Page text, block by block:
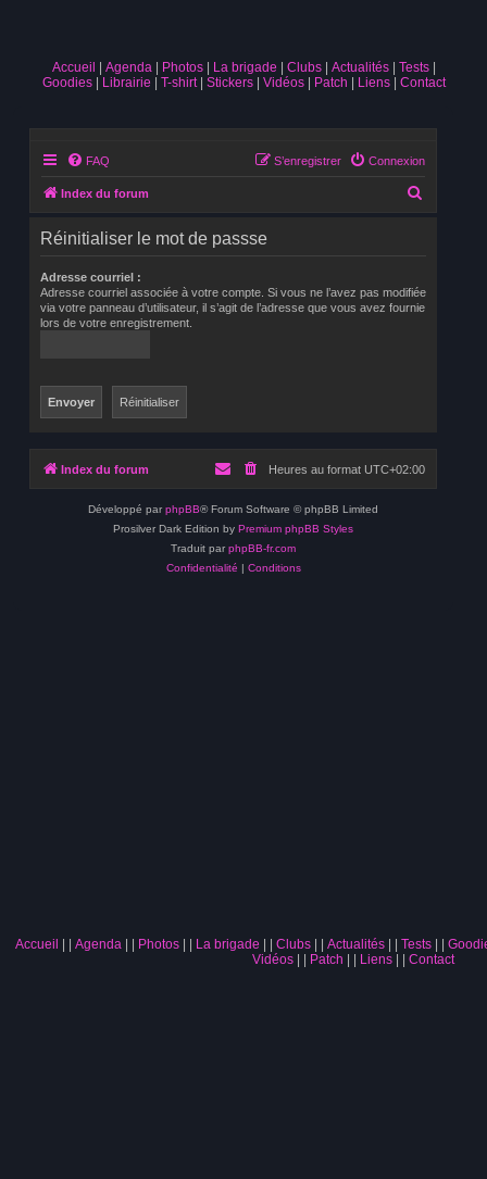
Accueil Agenda Photos La brigade Clubs Actualités
Tests
Goodies
Librairie T-shirt Stickers Vidéos Patch Liens Contact
FAQ Connexion
S’enregistrer
Index du forum
e
Réinitialiser le mot de passse
Adresse courriel :
Adresse courriel associée à votre compte. Si vous ne l’avez pas modifiée
via votre panneau d’utilisateur, il s’agit de l’adresse que vous avez fournie
lors de votre enregistrement.
Index du forum Heures au format UTC+02:00
Développé par phpBB® Forum Software © phpBB Limited
Prosilver Dark Edition by Premium phpBB Styles
Traduit par phpBB-fr.com
Confidentialité | Conditions
Accueil Agenda| Photos| La brigade Clubs| Actualités| Tests|
Vidéos| Patch Liens| Contact